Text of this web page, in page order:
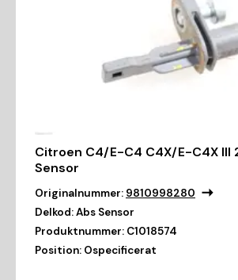
Citroen C4/E-C4 C4X/E-C4X III
Sensor
Originalnummer: 9810998280
Delkod:Abs Sensor
Produktnummer: C1018574
Position: Ospecificerat